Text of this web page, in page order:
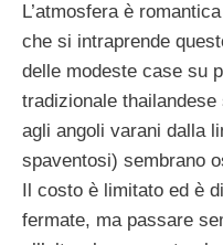
L’atmosfera è
che si intraprende
delle modeste case su
tradizionale
agli angoli varani dalla
spaventosi) sembrano
Il costo è limitato ed è
fermate, ma passare